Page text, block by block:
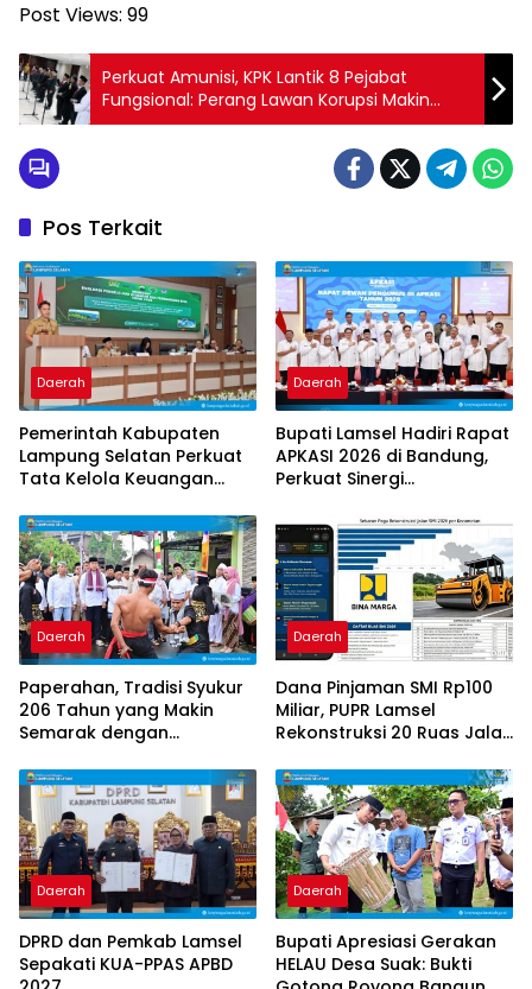
Post Views: 99
‎Perkuat Amunisi, KPK Lantik 8 Pejabat
Fungsional: Perang Lawan Korupsi Makin
Tajam
Pos Terkait
Daerah
Pemerintah Kabupaten
Lampung Selatan Perkuat
Tata Kelola Keuangan
Daerah
Bupati Lamsel Hadiri Rapat
APKASI 2026 di Bandung,
Perkuat Sinergi
Daerah
Paperahan, Tradisi Syukur
206 Tahun yang Makin
Semarak dengan
Daerah
‎Dana Pinjaman SMI Rp100
Miliar, PUPR Lamsel
Rekonstruksi 20 Ruas Jalan
Daerah
DPRD dan Pemkab Lamsel
Sepakati KUA-PPAS APBD
Daerah
Bupati Apresiasi Gerakan
HELAU Desa Suak: Bukti